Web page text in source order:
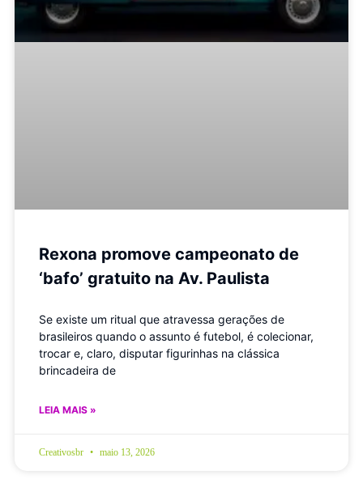
Rexona promove campeonato de
‘bafo’ gratuito na Av. Paulista
Se existe um ritual que atravessa gerações de
brasileiros quando o assunto é futebol, é colecionar,
trocar e, claro, disputar figurinhas na clássica
brincadeira de
LEIA MAIS »
Creativosbr maio 13, 2026